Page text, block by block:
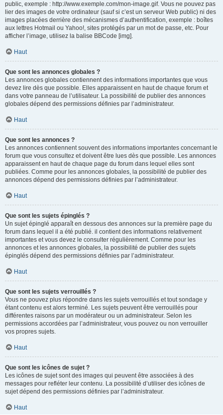
public, exemple : http://www.exemple.com/mon-image.gif. Vous ne pouvez pas
lier des images de votre ordinateur (sauf si c’est un serveur Web public) ni des
images placées derrière des mécanismes d’authentification, exemple : boîtes
aux lettres Hotmail ou Yahoo!, sites protégés par un mot de passe, etc. Pour
afficher l’image, utilisez la balise BBCode [img].
Haut
Que sont les annonces globales ?
Les annonces globales contiennent des informations importantes que vous
devez lire dès que possible. Elles apparaissent en haut de chaque forum et
dans votre panneau de l’utilisateur. La possibilité de publier des annonces
globales dépend des permissions définies par l’administrateur.
Haut
Que sont les annonces ?
Les annonces contiennent souvent des informations importantes concernant le
forum que vous consultez et doivent être lues dès que possible. Les annonces
apparaissent en haut de chaque page du forum dans lequel elles sont
publiées. Comme pour les annonces globales, la possibilité de publier des
annonces dépend des permissions définies par l’administrateur.
Haut
Que sont les sujets épinglés ?
Un sujet épinglé apparaît en dessous des annonces sur la première page du
forum dans lequel il a été publié. il contient des informations relativement
importantes et vous devez le consulter régulièrement. Comme pour les
annonces et les annonces globales, la possibilité de publier des sujets
épinglés dépend des permissions définies par l’administrateur.
Haut
Que sont les sujets verrouillés ?
Vous ne pouvez plus répondre dans les sujets verrouillés et tout sondage y
étant contenu est alors terminé. Les sujets peuvent être verrouillés pour
différentes raisons par un modérateur ou un administrateur. Selon les
permissions accordées par l’administrateur, vous pouvez ou non verrouiller
vos propres sujets.
Haut
Que sont les icônes de sujet ?
Les icônes de sujet sont des images qui peuvent être associées à des
messages pour refléter leur contenu. La possibilité d’utiliser des icônes de
sujet dépend des permissions définies par l’administrateur.
Haut